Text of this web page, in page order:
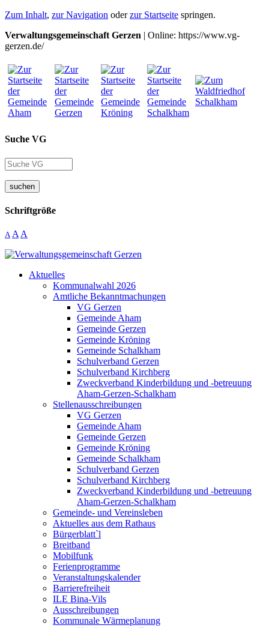
Zum Inhalt, zur Navigation oderzur Startseite springen.
Verwaltungsgemeinschaft Gerzen | Online: https://www.vg-
gerzen.de/
Suche VG
suchen
Schriftgröße
A A A
Aktuelles
Kommunalwahl 2026
Amtliche Bekanntmachungen
VG Gerzen
Gemeinde Aham
Gemeinde Gerzen
Gemeinde Kröning
Gemeinde Schalkham
Schulverband Gerzen
Schulverband Kirchberg
Zweckverband Kinderbildung und -betreuung
Aham-Gerzen-Schalkham
Stellenausschreibungen
VG Gerzen
Gemeinde Aham
Gemeinde Gerzen
Gemeinde Kröning
Gemeinde Schalkham
Schulverband Gerzen
Schulverband Kirchberg
Zweckverband Kinderbildung und -betreuung
Aham-Gerzen-Schalkham
Gemeinde- und Vereinsleben
Aktuelles aus dem Rathaus
Bürgerblatt`l
Breitband
Mobilfunk
Ferienprogramme
Veranstaltungskalender
Barrierefreiheit
ILE Bina-Vils
Ausschreibungen
Kommunale Wärmeplanung